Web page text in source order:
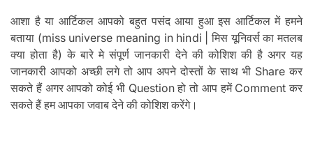
आशा है या आर्टिकल आपको बहुत पसंद आया हुआ इस आर्टिकल में हमने
बताया (miss universe meaning in hindi | मिस यूनिवर्स का मतलब
क्या होता है) के बारे मे संपूर्ण जानकारी देने की कोशिश की है अगर यह
जानकारी आपको अच्छी लगे तो आप अपने दोस्तों के साथ भी Share कर
सकते हैं अगर आपको कोई भी Question हो तो आप हमें Comment कर
सकते हैं हम आपका जवाब देने की कोशिश करेंगे।